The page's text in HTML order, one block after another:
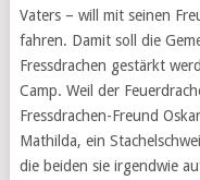
Vaters – will mit seinen
fahren. Damit soll die
Fressdrachen gestärkt
Camp. Weil der
Fressdrachen-Freund
Mathilda, ein
die beiden sie irgendwie